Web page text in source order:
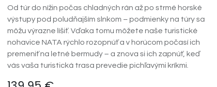
Od túr do nížin počas chladných rán až po strmé horské
výstupy pod poludňajším slnkom – podmienky na túry sa
môžu výrazne líšiť. Vďaka tomu môžete naše turistické
nohavice NATA rýchlo rozopnúť a v horúcom počasí ich
premeniť na letné bermudy – a znova si ich zapnúť, keď
vás vaša turistická trasa prevedie pichľavými kríkmi.